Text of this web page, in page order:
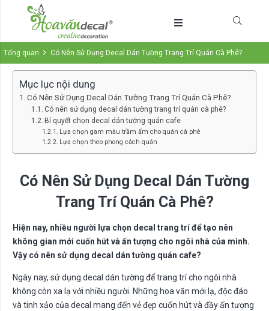
Tổng quan Có Nên Sử Dụng Decal Dán Tường Trang Trí Quán Cà Phê?
Mục lục nội dung
Có Nên Sử Dụng Decal Dán Tường Trang Trí Quán Cà Phê?
Có nên sử dụng decal dán tường trang trí quán cà phê?
Bí quyết chọn decal dán tường quán cafe
Lựa chọn gam màu trầm ấm cho quán cà phê
Lựa chọn theo phong cách quán
Có Nên Sử Dụng Decal Dán Tường
Trang Trí Quán Cà Phê?
Hiện nay, nhiều người lựa chọn decal trang trí để tạo nên
không gian mới cuốn hút và ấn tượng cho ngôi nhà của mình.
Vậy có nên sử dụng decal dán tường quán cafe?
Ngày nay, sử dụng decal dán tường để trang trí cho ngôi nhà
không còn xa lạ với nhiều người. Những hoa văn mới lạ, độc đáo
và tinh xảo của decal mang đến vẻ đẹp cuốn hút và đầy ấn tượng